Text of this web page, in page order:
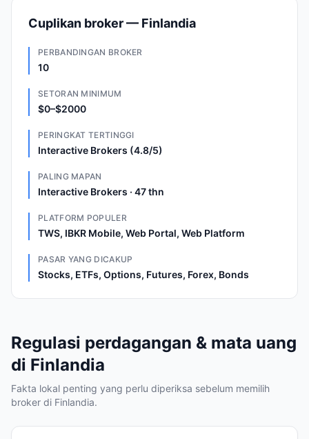
Cuplikan broker — Finlandia
PERBANDINGAN BROKER
10
SETORAN MINIMUM
$0–$2000
PERINGKAT TERTINGGI
Interactive Brokers (4.8/5)
PALING MAPAN
Interactive Brokers · 47 thn
PLATFORM POPULER
TWS, IBKR Mobile, Web Portal, Web Platform
PASAR YANG DICAKUP
Stocks, ETFs, Options, Futures, Forex, Bonds
Regulasi perdagangan & mata uang
di Finlandia
Fakta lokal penting yang perlu diperiksa sebelum memilih
broker di Finlandia.